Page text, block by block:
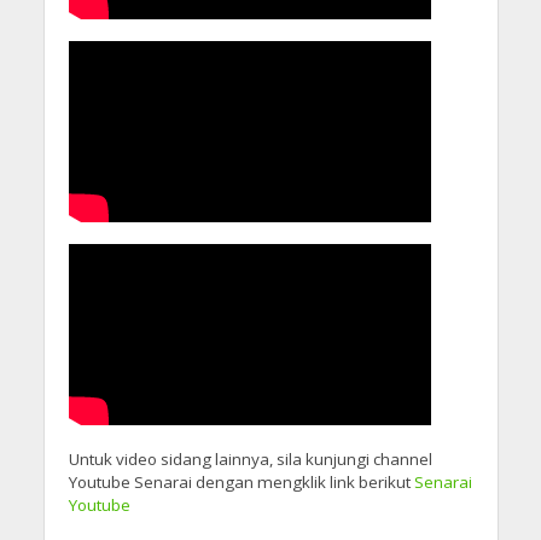
Untuk video sidang lainnya, sila kunjungi channel
Youtube Senarai dengan mengklik link berikutSenarai
Youtube